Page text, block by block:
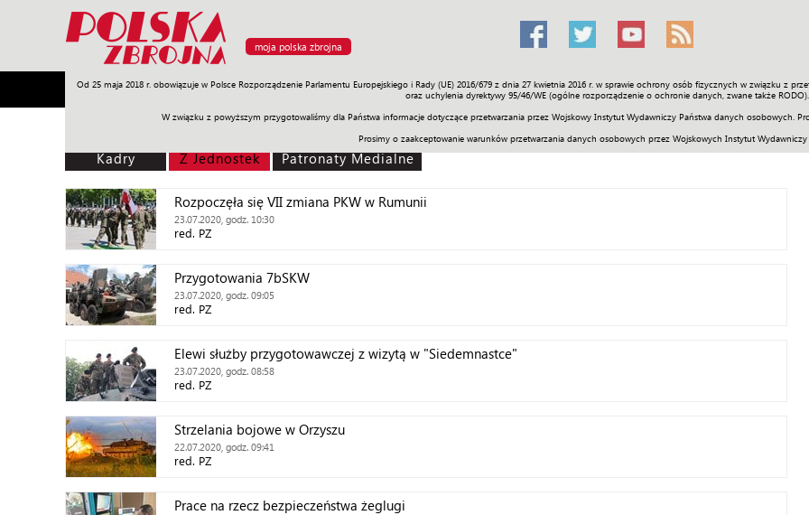
moja polska zbrojna
Od 25 maja 2018 r. obowiązuje w Polsce Rozporządzenie Parlamentu Europejskiego i Rady (UE) 2016/679 z dnia 27 kwietnia 2016 r. w sprawie ochrony osób fizycznych w związku z
oraz uchylenia dyrektywy 95/46/WE (ogólne rozporządzenie o ochronie danych, zwane także RODO).
W związku z powyższym przygotowaliśmy dla Państwa informacje dotyczące przetwarzania przez Wojskowy Instytut Wydawniczy Państwa danych osobowych.
Prosimy o zaakceptowanie warunków przetwarzania danych osobowych przez Wojskowych Instytut Wydawniczy
Armia Poligon Sprzęt Misje Polityka Prawo Świat Społeczność Sport Historia Galerie Wideo
Kadry Z Jednostek Patronaty Medialne
Rozpoczęła się VII zmiana PKW w Rumunii
23.07.2020, godz. 10:30
red. PZ
Przygotowania 7bSKW
23.07.2020, godz. 09:05
red. PZ
Elewi służby przygotowawczej z wizytą w "Siedemnastce"
23.07.2020, godz. 08:58
red. PZ
Strzelania bojowe w Orzyszu
22.07.2020, godz. 09:41
red. PZ
Prace na rzecz bezpieczeństwa żeglugi